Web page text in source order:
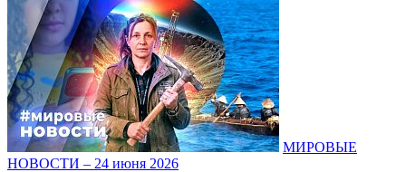
МИРОВЫЕ
НОВОСТИ – 24 июня 2026